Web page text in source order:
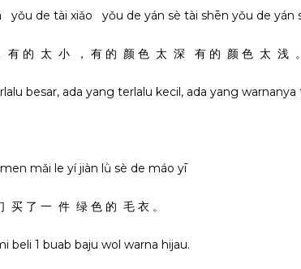
yǒu de tài xiǎo yǒu de yán sè tài shēn yǒu de yán
有 的 太 小 ， 有 的 颜 色 太 深 有 的 颜 色 太 浅 。
besar, ada yang terlalu kecil, ada yang
mǎi le yí jiàn lǜ sè de máo yī
买 了 一 件 绿 色 的 毛 衣 。
beli 1 buab baju wol warna hijau.